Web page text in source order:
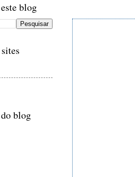
blog
blog